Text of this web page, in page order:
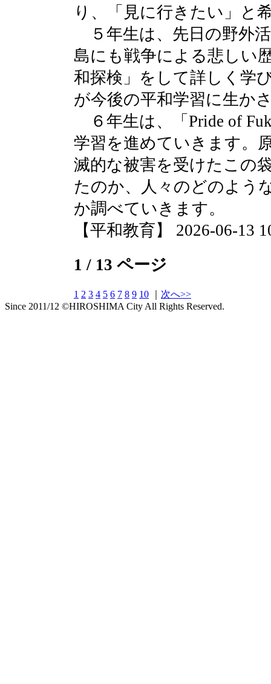
り、「見に行きたい」と
５年生は、先日の野外
島にも戦争による悲しい
和探検」をして詳しく学
が今後の平和学習に生か
６年生は、「Pride of
学習を進めていきます。
滅的な被害を受けたこの
たのか、人々のどのよう
か調べていきます。
【平和教育】 2026-06-13
1 / 13 ページ
1 2 3 4 5 6 7 8 9 10
次へ>>
Since 2011/12 ©HIROSHIMA City All Rights Reserved.